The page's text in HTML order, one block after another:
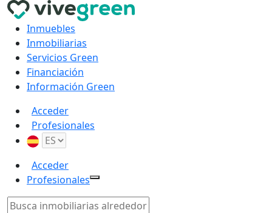
Inmuebles
Inmobiliarias
Servicios Green
Financiación
Información Green
Acceder
Profesionales
Acceder
Profesionales